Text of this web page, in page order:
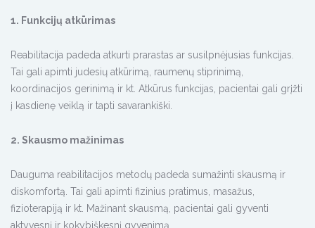
1. Funkcijų atkūrimas
Reabilitacija padeda atkurti prarastas ar susilpnėjusias funkcijas.
Tai gali apimti judesių atkūrimą, raumenų stiprinimą,
koordinacijos gerinimą ir kt. Atkūrus funkcijas, pacientai gali grįžti
į kasdienę veiklą ir tapti savarankiški.
2. Skausmo mažinimas
Dauguma reabilitacijos metodų padeda sumažinti skausmą ir
diskomfortą. Tai gali apimti fizinius pratimus, masažus,
fizioterapiją ir kt. Mažinant skausmą, pacientai gali gyventi
aktyvesnį ir kokybiškesnį gyvenimą.